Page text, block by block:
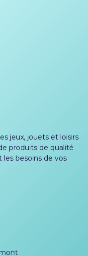
jeux, jouets et loisirs
produits de qualité
besoins de vos